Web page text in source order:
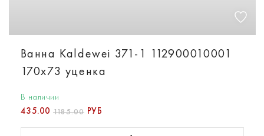
Ванна Kaldewei 371-1 112900010001
170х73 уценка
В наличии
435.00 1185.00 РУБ